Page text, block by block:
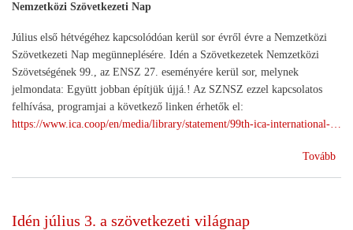
Nemzetközi Szövetkezeti Nap
Július első hétvégéhez kapcsolódóan kerül sor évről évre a Nemzetközi
Szövetkezeti Nap megünneplésére. Idén a Szövetkezetek Nemzetközi
Szövetségének 99., az ENSZ 27. eseményére kerül sor, melynek
jelmondata: Együtt jobban építjük újjá.! Az SZNSZ ezzel kapcsolatos
felhívása, programjai a következő linken érhetők el:
https://www.ica.coop/en/media/library/statement/99th-ica-international-…
Tovább
Idén július 3. a szövetkezeti világnap